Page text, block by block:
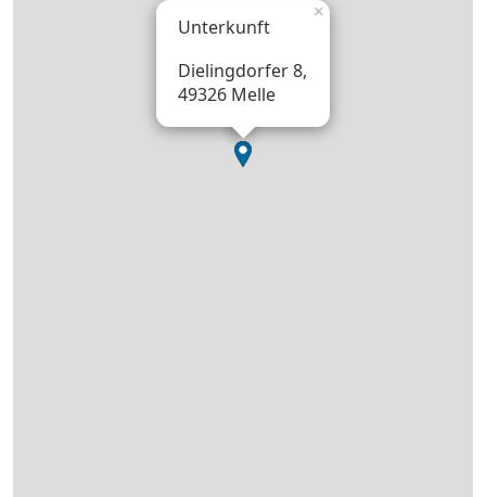
Unterkunft
Dielingdorfer 8,
49326 Melle
×